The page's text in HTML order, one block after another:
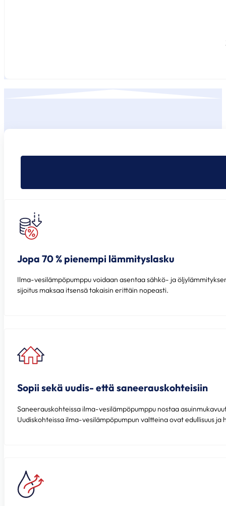
Jopa 70 % pienempi lämmityslasku
Ilma-vesilämpöpumppu voidaan asentaa sähkö- ja
sijoitus maksaa itsensä takaisin erittäin nopeasti.
Sopii sekä uudis- että saneerauskohteisiin
Saneerauskohteissa ilma-vesilämpöpumppu nostaa
Uudiskohteissa ilma-vesilämpöpumpun valtteina ovat edullisuus ja